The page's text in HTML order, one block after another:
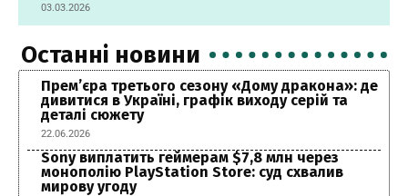
03.03.2026
Останні новини
Прем’єра третього сезону «Дому дракона»: де
дивитися в Україні, графік виходу серій та
деталі сюжету
22.06.2026
Sony виплатить геймерам $7,8 млн через
монополію PlayStation Store: суд схвалив
мирову угоду